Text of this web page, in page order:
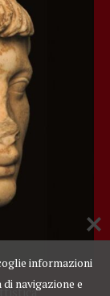
informazioni
navigazione e